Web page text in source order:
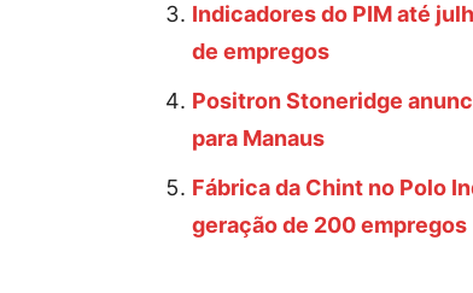
Indicadores do PIM até
de empregos
Positron Stoneridge
para Manaus
Fábrica da Chint no Polo
geração de 200 empregos